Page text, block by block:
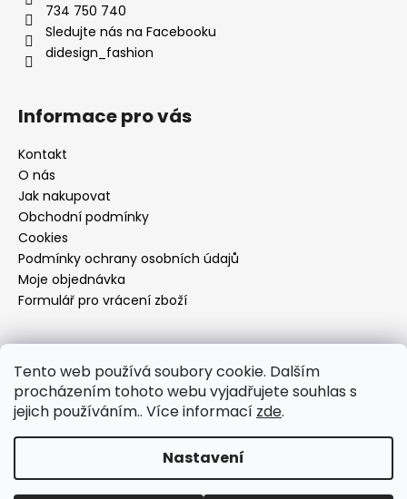
Tento web používá soubory cookie. Dalším
procházením tohoto webu vyjadřujete souhlas s
jejich používáním.. Více informací zde.
Nastavení
734 750 740
Sledujte nás na Facebooku
didesign_fashion
Informace pro vás
Kontakt
O nás
Jak nakupovat
Obchodní podmínky
Cookies
Podmínky ochrany osobních údajů
Moje objednávka
Formulář pro vrácení zboží
Přijímáme online platby